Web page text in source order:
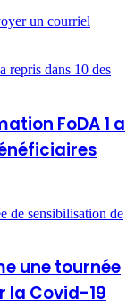
un courriel
repris dans 10 des
FoDA 1 a
de sensibilisation de
une tournée
la Covid-19